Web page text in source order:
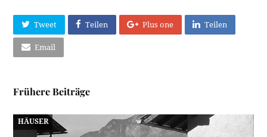
Tweet Teilen Plus one Teilen
Email
Frühere Beiträge
HÄUSER